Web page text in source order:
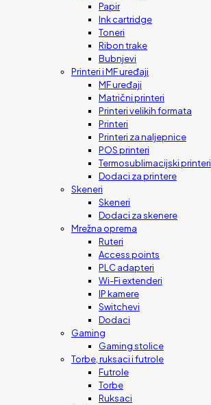
Papir
Ink cartridge
Toneri
Ribon trake
Bubnjevi
Printeri i MF uređaji
MF uređaji
Matrični printeri
Printeri velikih formata
Printeri
Printeri za naljepnice
POS printeri
Termosublimacijski printeri
Dodaci za printere
Skeneri
Skeneri
Dodaci za skenere
Mrežna oprema
Ruteri
Access points
PLC adapteri
Wi-Fi extenderi
IP kamere
Switchevi
Dodaci
Gaming
Gaming stolice
Torbe, ruksaci i futrole
Futrole
Torbe
Ruksaci